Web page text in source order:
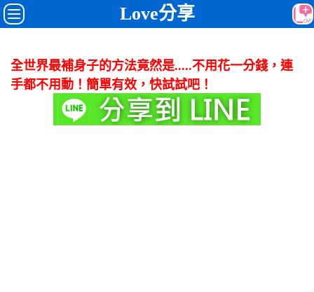
Love分享
全世界最補身子的方法竟然是.....不用花一分錢，連
手都不用動！簡單有效，快試試吧！